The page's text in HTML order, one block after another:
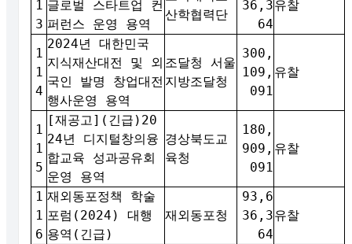
1
3
글로벌 스타트업 컨
퍼런스 운영 용역
산학협력단
36,3
64
유찰
1
1
4
2024년 대한민국
지식재산대전 및 외
국인 발명 창업대전
행사운영 용역
조달청 서울
지방조달청
300,
109,
091
유찰
1
1
5
[재공고](긴급)20
24년 디지털창의융
합교육 성과공유회
운영 용역
경상북도교
육청
180,
909,
091
유찰
1
1
6
재외동포정책 학술
포럼(2024) 대행
용역(긴급)
재외동포청
93,6
36,3
64
유찰